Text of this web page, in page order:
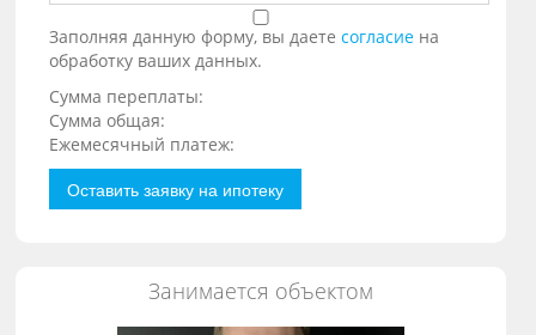
Заполняя данную форму, вы даетесогласие на
обработку ваших данных.
Сумма переплаты:
Сумма общая:
Ежемесячный платеж:
Оставить заявку на ипотеку
Занимается объектом